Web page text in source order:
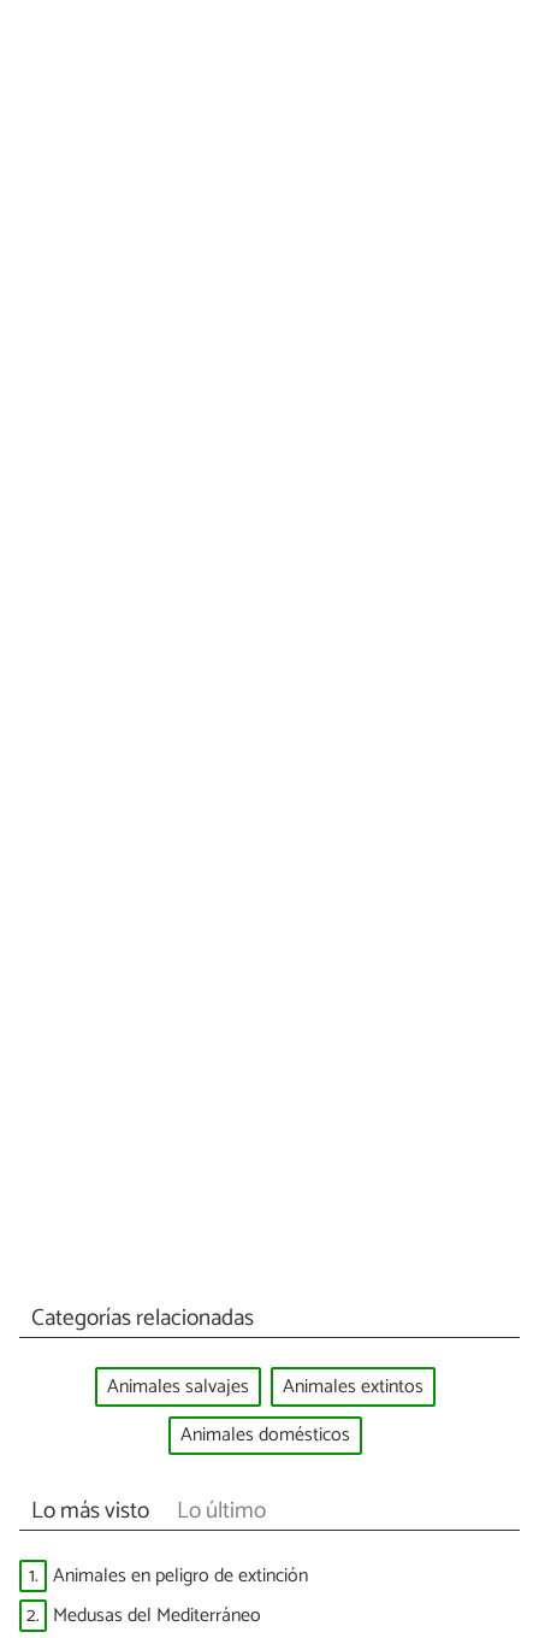
Categorías relacionadas
Animales salvajes
Animales extintos
Animales domésticos
Lo más visto Lo último
1. Animales en peligro de extinción
2. Medusas del Mediterráneo